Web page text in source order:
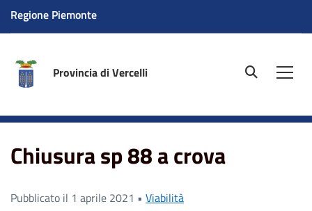
Regione Piemonte
Provincia di Vercelli site.searc
Chiusura sp 88 a crova
Pubblicato il 1 aprile 2021 • Viabilità